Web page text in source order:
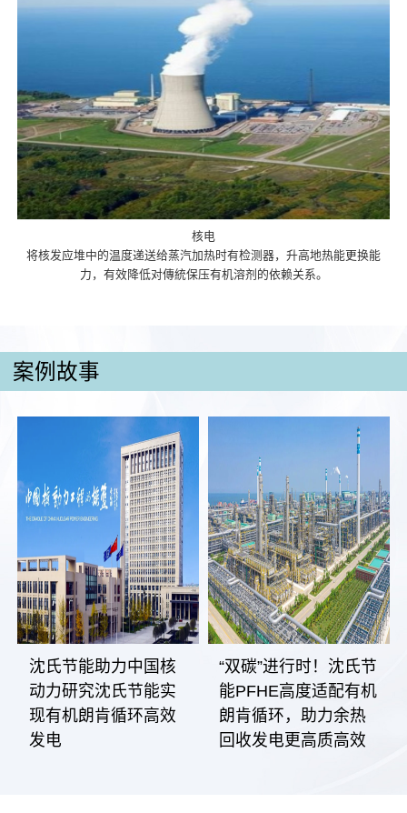
核电
将核发应堆中的温度递送给蒸汽加热时有检测器，升高地热能更换能
力，有效降低对傳統保压有机溶剂的依赖关系。
案例故事
沈氏节能助力中国核
动力研究沈氏节能实
现有机朗肯循环高效
发电
“双碳”进行时！沈氏节
能PFHE高度适配有机
朗肯循环，助力余热
回收发电更高质高效